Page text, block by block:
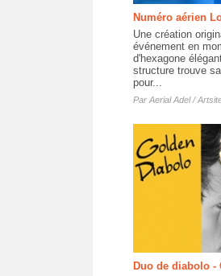
Numéro aérien
Une création
événement en
d'hexagone
structure trouve
pour...
Par Aerial Adel /
Duo de diabolo